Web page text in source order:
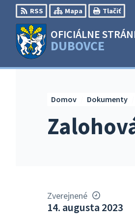
Preskočiť
na
obsah
RSS Mapa Tlačiť
OFICIÁLNE
DUBOVCE
Domov Dokumenty
Zverejnené
14. augusta 2023